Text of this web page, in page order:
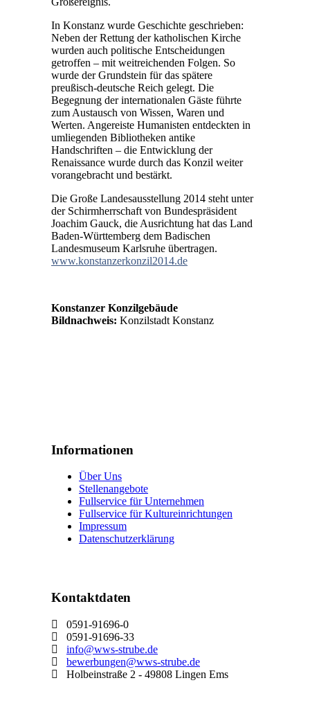
In Konstanz wurde Geschichte geschrieben:
Neben der Rettung der katholischen Kirche
wurden auch politische Entscheidungen
getroffen – mit weitreichenden Folgen. So
wurde der Grundstein für das spätere
preußisch-deutsche Reich gelegt. Die
Begegnung der internationalen Gäste führte
zum Austausch von Wissen, Waren und
Werten. Angereiste Humanisten entdeckten in
umliegenden Bibliotheken antike
Handschriften – die Entwicklung der
Renaissance wurde durch das Konzil weiter
vorangebracht und bestärkt.
Die Große Landesausstellung 2014 steht unter
der Schirmherrschaft von Bundespräsident
Joachim Gauck, die Ausrichtung hat das Land
Baden-Württemberg dem Badischen
Landesmuseum Karlsruhe übertragen.
www.konstanzerkonzil2014.de
Konstanzer Konzilgebäude
Bildnachweis: Konzilstadt Konstanz
Informationen
Über Uns
Stellenangebote
Fullservice für Unternehmen
Fullservice für Kultureinrichtungen
Impressum
Datenschutzerklärung
Kontaktdaten
0591-91696-0
0591-91696-33
info@wws-strube.de
bewerbungen@wws-strube.de
Holbeinstraße 2 - 49808 Lingen Ems